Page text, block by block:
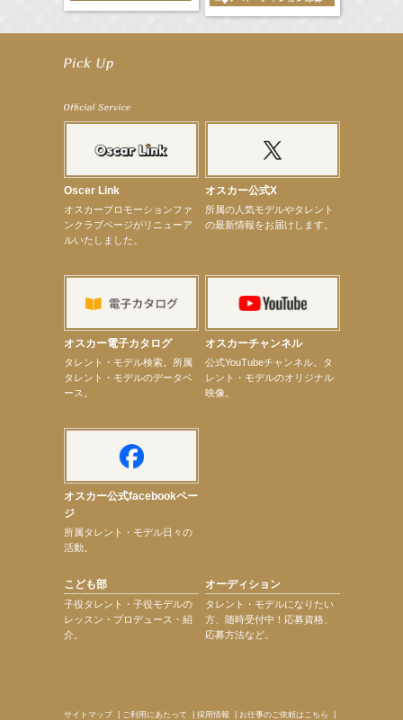
【笛木優子】8月13日（木）ドラマ『大空港〜GATE24〜』ゲスト出演決定！
【elfin’】7thシングル『全世界』がFMたいはくでO.A.決定♪
【elfin’】7thシングル『全世界』がFM-UUでO.A.決定♪
【elfin’】8月16日（日）「全世界」発売記念イベント決定！
【elfin’】7thシングル『全世界』がFM TANABEでO.A.決定♪
【昆虫ハンター牧田習】8月13日（木）プライムツリー赤池「ふれあい昆虫フェスティバル」トーク
ショーゲスト出演！
【井頭愛海】『小さなお葬式』TV-CM出演！
【定本楓馬】WEB DIGVII 連載企画『東京23時』に登場！
【上戸彩】サントリー「−196」新CM出演！
【elfin’】【小倉舞子】8月9日（日）「MxM’s produce event vol.14」に出演決定！
【elfin’】【辻美優】8月28日（金）「辻美優(elfin’)グレイテスト・ショー」に出演決定！
【elfin’】9月27日（日）「Beauty Voice Theater Reboot Vol.3」開催決定！
Oscer Link
オスカープロモーションファ
ンクラブページがリニューア
ルいたしました。
オスカー公式X
所属の人気モデルやタレント
の最新情報をお届けします。
オスカー電子カタログ
タレント・モデル検索。所属
タレント・モデルのデータベ
ース。
オスカーチャンネル
公式YouTubeチャンネル。タ
レント・モデルのオリジナル
映像。
オスカー公式facebookペー
ジ
所属タレント・モデル日々の
活動。
こども部
子役タレント・子役モデルの
レッスン・プロデュース・紹
介。
オーディション
タレント・モデルになりたい
方、随時受付中！応募資格、
応募方法など。
サイトマップ| ご利用にあたって 採用情報 お仕事のご依頼はこちら